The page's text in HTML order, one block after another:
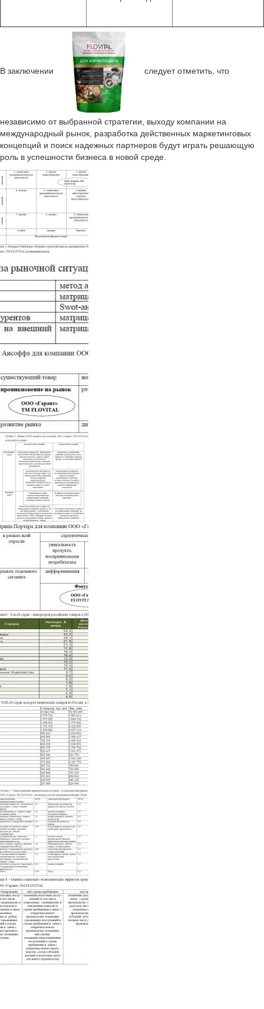
В заключении следует отметить, что
независимо от выбранной стратегии, выходу компании на
международный рынок, разработка действенных маркетинговых
концепций и поиск надежных партнеров будут играть решающую
роль в успешности бизнеса в новой среде.